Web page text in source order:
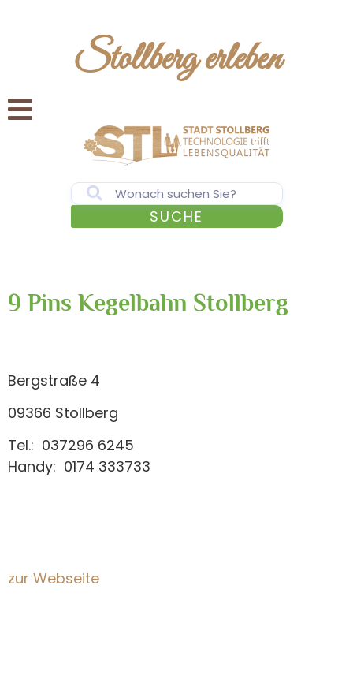
Stollberg erleben
SUCHE
9 Pins Kegelbahn Stollberg
Bergstraße 4
09366 Stollberg
Tel.: 037296 6245
Handy: 0174 333733
zur Webseite